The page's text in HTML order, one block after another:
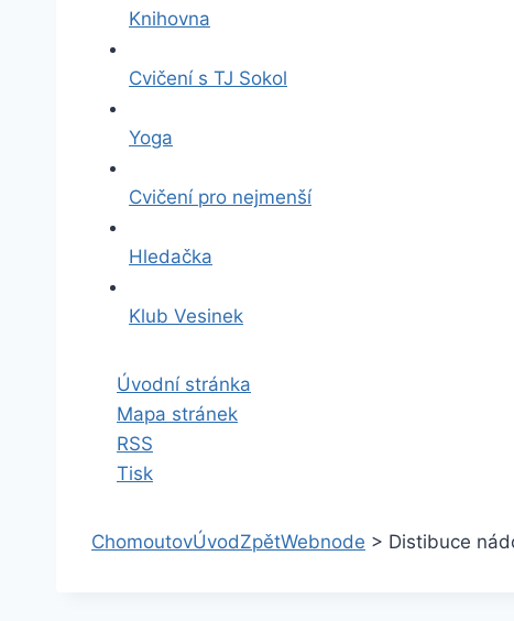
Knihovna
Cvičení s TJ Sokol
Yoga
Cvičení pro nejmenší
Hledačka
Klub Vesinek
Úvodní stránka
Mapa stránek
RSS
Tisk
ChomoutovÚvodZpětWebnode > Distibuce